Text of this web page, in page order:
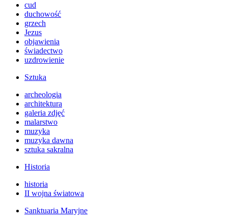
cud
duchowość
grzech
Jezus
objawienia
świadectwo
uzdrowienie
Sztuka
archeologia
architektura
galeria zdjęć
malarstwo
muzyka
muzyka dawna
sztuka sakralna
Historia
historia
II wojna światowa
Sanktuaria Maryjne